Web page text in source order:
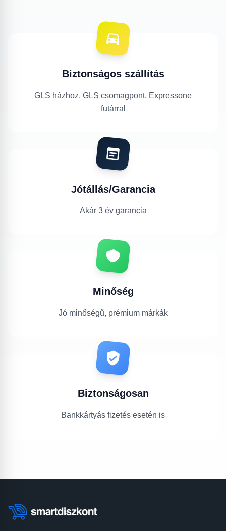
Biztonságos szállítás
GLS házhoz, GLS csomagpont, Expressone
futárral
Jótállás/Garancia
Akár 3 év garancia
Minőség
Jó minőségű, prémium márkák
Biztonságosan
Bankkártyás fizetés esetén is